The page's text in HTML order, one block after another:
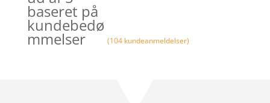
baseret på
kundebedø
mmelser (104 kundeanmeldelser)